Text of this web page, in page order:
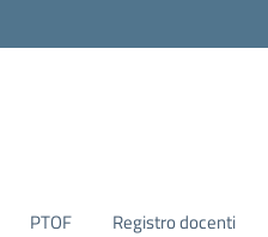
PTOF Registro docenti